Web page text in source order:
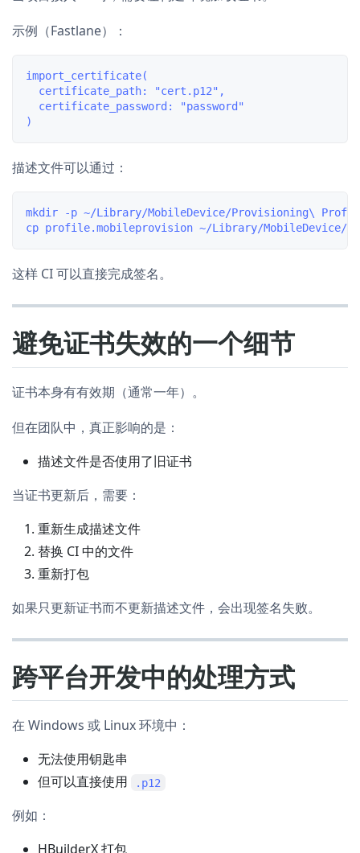
示例（Fastlane）：
import_certificate(
  certificate_path: "cert.p12",
  certificate_password: "password"
描述文件可以通过：
mkdir -p ~/Library/MobileDevice/Provisioning\
这样 CI 可以直接完成签名。
避免证书失效的一个细节
证书本身有有效期（通常一年）。
但在团队中，真正影响的是：
描述文件是否使用了旧证书
当证书更新后，需要：
重新生成描述文件
替换 CI 中的文件
重新打包
如果只更新证书而不更新描述文件，会出现签名失败。
跨平台开发中的处理方式
在 Windows 或 Linux 环境中：
无法使用钥匙串
但可以直接使用
.p12
例如：
HBuilderX 打包